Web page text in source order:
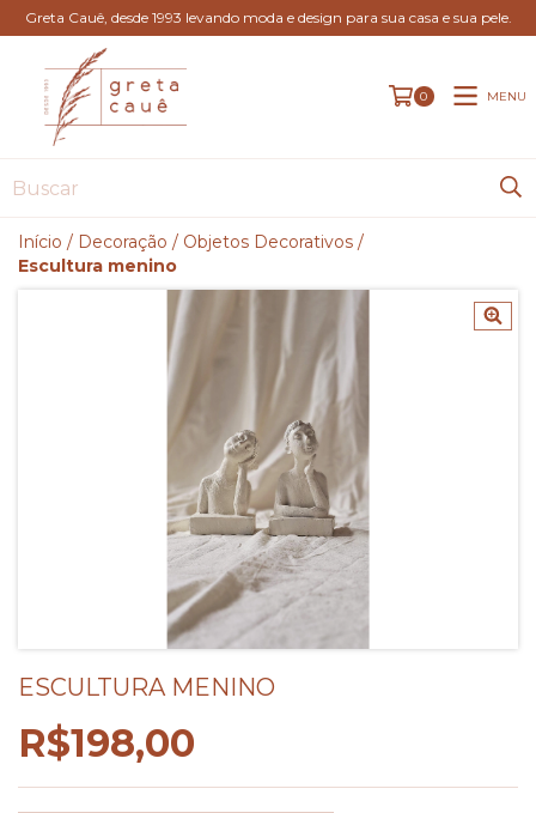
Greta Cauê, desde 1993 levando moda e design para sua casa e sua pele.
0 MENU
Início / Decoração / Objetos Decorativos /
Escultura menino
ESCULTURA MENINO
R$198,00